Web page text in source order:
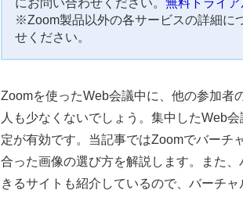
※Zoom製品以外の各サービスの詳細に
せください。
Zoomを使ったWeb会議中に、他の参加者
人も少なくないでしょう。集中したWeb
定が有効です。当記事ではZoomでバーチ
合った画像の選び方を解説します。また
きるサイトも紹介しているので、バーチ